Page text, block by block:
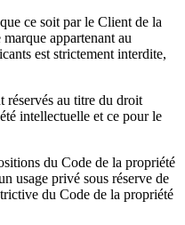
ce soit par le Client de la
appartenant au
est strictement interdite,
réservés au titre du droit
intellectuelle et ce pour le
du Code de la propriété
usage privé sous réserve de
du Code de la propriété